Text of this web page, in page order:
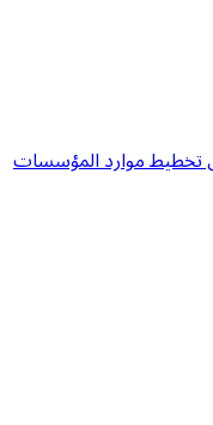
تخطيط موارد المؤسسات